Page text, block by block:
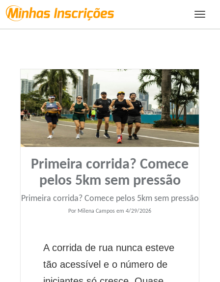
Toggle
Primeira corrida? Comece
pelos 5km sem pressão
Primeira corrida? Comece pelos 5km sem pressão
Por Milena Campos em 4/29/2026
A corrida de rua nunca esteve
tão acessível e o número de